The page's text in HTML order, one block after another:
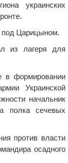
украинских
под Царицыном.
из лагеря для
в формировании
Украинской
начальник
полка сечевых
против власти
осадного